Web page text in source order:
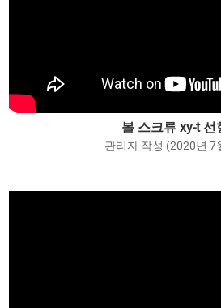
볼 스크류 xy-t 선
관리자 작성 (2020년 7